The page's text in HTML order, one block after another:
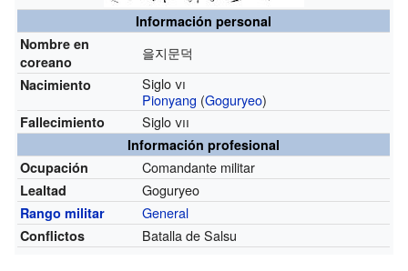
Información personal
Nombre en
coreano
을지문덕
Nacimiento Siglovi
Pionyang (Goguryeo)
Fallecimiento Siglovii
Información profesional
Ocupación
Comandante militar
Lealtad Goguryeo
Rango militar General
Conflictos Batalla de Salsu